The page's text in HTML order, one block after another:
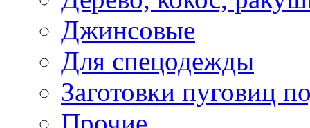
Джинсовые
Для спецодежды
Заготовки пуговиц